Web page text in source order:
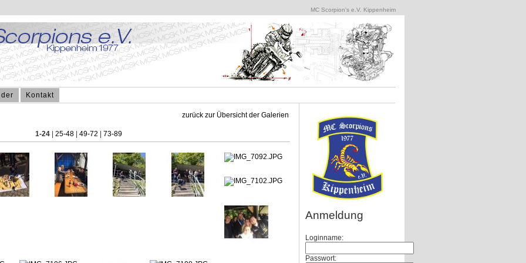
MC Scorpion's e.V. Kippenheim
Kontakt
zurück zur Übersicht der Galerien
1-24 25-48 49-72 73-89
Anmeldung
Loginname:
Passwort: